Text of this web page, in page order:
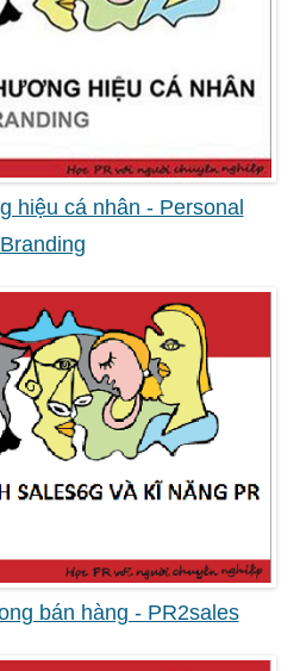
hiệu cá nhân - Personal
Branding
bán hàng - PR2sales